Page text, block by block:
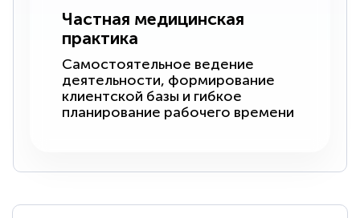
Частная медицинская
практика
Самостоятельное ведение
деятельности, формирование
клиентской базы и гибкое
планирование рабочего времени